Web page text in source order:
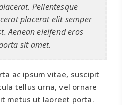
Pellentesque
placerat elit semper
Aenean eleifend eros
sit amet.
ac ipsum vitae, suscipit
tellus urna, vel ornare
metus ut laoreet porta.